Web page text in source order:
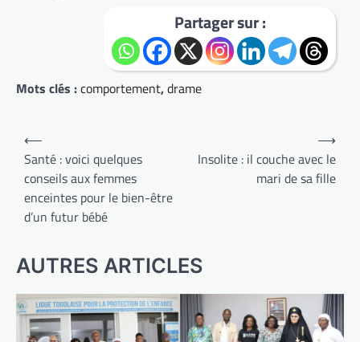
Partager sur :
Mots clés :comportement,drame
Navigation
de
l’article
⟵
Santé : voici quelques
conseils aux femmes
enceintes pour le bien-être
d’un futur bébé
Insolite : il couche avec le
mari de sa fille
⟶
AUTRES ARTICLES